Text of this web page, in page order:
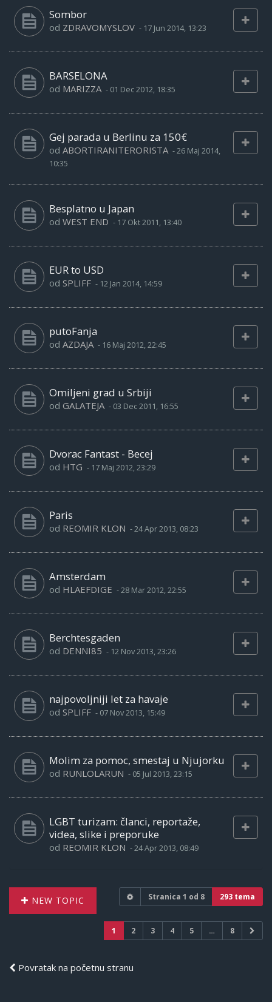
Sombor
od ZDRAVOMYSLOV - 17 Jun 2014, 13:23
BARSELONA
od MARIZZA - 01 Dec 2012, 18:35
Gej parada u Berlinu za 150€
od ABORTIRANITERORISTA -26 Maj 2014,
10:35
Besplatno u Japan
od WEST END - 17 Okt 2011, 13:40
EUR to USD
od SPLIFF - 12 Jan 2014, 14:59
putoFanja
od AZDAJA - 16 Maj 2012, 22:45
Omiljeni grad u Srbiji
od GALATEJA - 03 Dec 2011, 16:55
Dvorac Fantast - Becej
od HTG - 17 Maj 2012, 23:29
Paris
od REOMIR KLON -24 Apr 2013, 08:23
Amsterdam
od HLAEFDIGE -28 Mar 2012, 22:55
Berchtesgaden
od DENNI85 - 12 Nov 2013, 23:26
najpovoljniji let za havaje
od SPLIFF - 07 Nov 2013, 15:49
Molim za pomoc, smestaj u Njujorku
od RUNLOLARUN - 05 Jul 2013, 23:15
LGBT turizam: članci, reportaže,
videa, slike i preporuke
od REOMIR KLON -24 Apr 2013, 08:49
NEW TOPIC Stranica 1 od 8 293 tema
1 2 3 4 5 … 8
Povratak na početnu stranu